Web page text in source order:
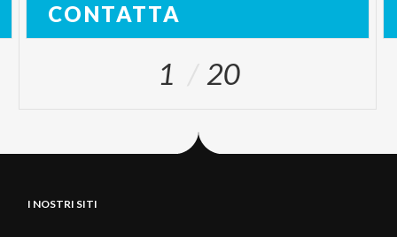
CONTATTA
1 20
I NOSTRI SITI